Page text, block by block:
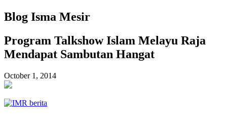
Blog Isma Mesir
Program Talkshow Islam Melayu Raja
Mendapat Sambutan Hangat
October 1, 2014